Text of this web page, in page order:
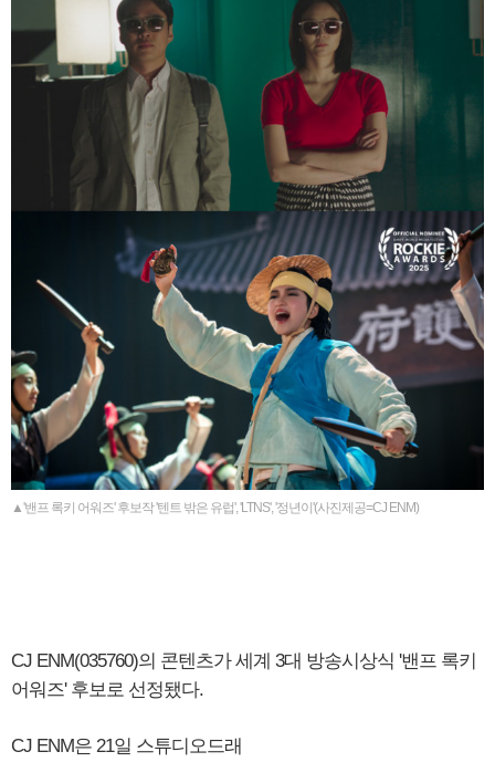
▲'밴프 록키 어워즈' 후보작 '텐트 밖은 유럽', 'LTNS', '정년이'(사진제공=CJ ENM)
CJ ENM(035760)의 콘텐츠가 세계 3대 방송시상식 '밴프 록키
어워즈' 후보로 선정됐다.
CJ ENM은 21일 스튜디오드래